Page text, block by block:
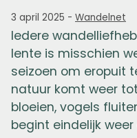
3 april 2025 - Wandelnet
Iedere
lente is misschien
seizoen om eropuit
natuur komt weer
bloeien, vogels
begint eindelijk